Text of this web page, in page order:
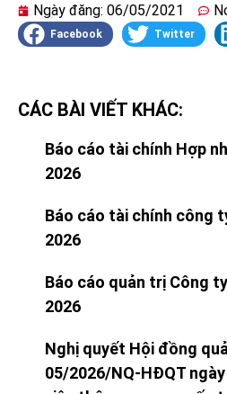
Ngày đăng: 06/05/2021
Facebook Twitter
CÁC BÀI VIẾT KHÁC:
Báo cáo tài chính Hợp
2026
Báo cáo tài chính công
2026
Báo cáo quản trị Công
2026
Nghị quyết Hội đồng
05/2026/NQ-HĐQT